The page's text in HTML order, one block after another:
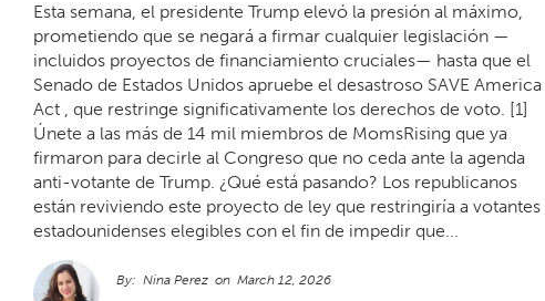
Esta semana, el presidente Trump elevó la presión al máximo,
prometiendo que se negará a firmar cualquier legislación —
incluidos proyectos de financiamiento cruciales— hasta que el
Senado de Estados Unidos apruebe el desastroso SAVE America
Act , que restringe significativamente los derechos de voto. [1]
Únete a las más de 14 mil miembros de MomsRising que ya
firmaron para decirle al Congreso que no ceda ante la agenda
anti-votante de Trump. ¿Qué está pasando? Los republicanos
están reviviendo este proyecto de ley que restringiría a votantes
estadounidenses elegibles con el fin de impedir que...
Nina Perez March 12, 2026